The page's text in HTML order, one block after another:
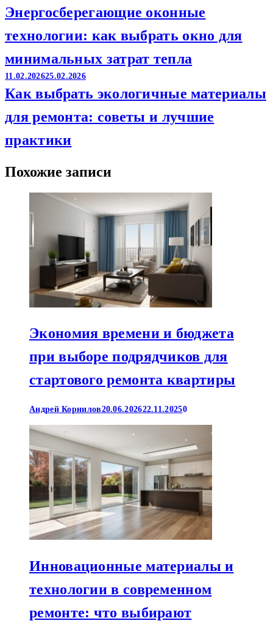
Энергосберегающие оконные
технологии: как выбрать окно для
минимальных затрат тепла
11.02.202625.02.2026
Как выбрать экологичные материалы
для ремонта: советы и лучшие
практики
Похожие записи
Экономия времени и бюджета
при выборе подрядчиков для
стартового ремонта квартиры
Андрей Корнилов20.06.202622.11.20250
Инновационные материалы и
технологии в современном
ремонте: что выбирают